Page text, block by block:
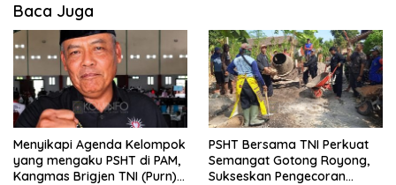
Baca Juga
Menyikapi Agenda Kelompok
yang mengaku PSHT di PAM,
Kangmas Brigjen TNI (Purn)
PSHT Bersama TNI Perkuat
Semangat Gotong Royong,
Sukseskan Pengecoran